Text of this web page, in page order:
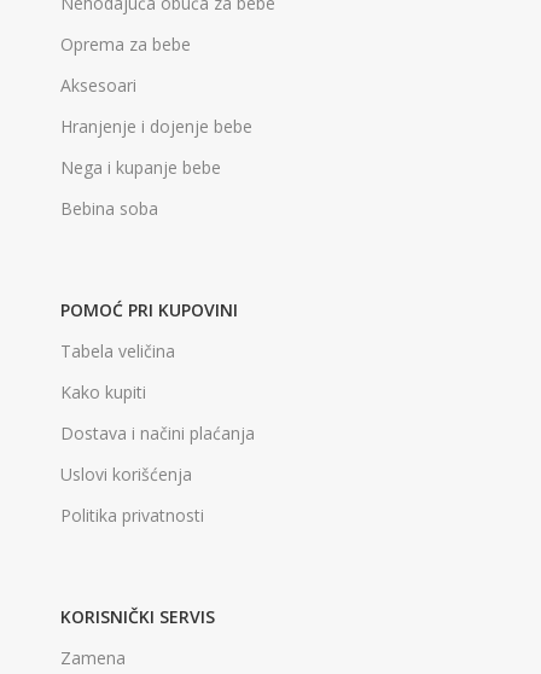
Oprema za bebe
Aksesoari
Hranjenje i dojenje bebe
Nega i kupanje bebe
Bebina soba
POMOĆ PRI KUPOVINI
Tabela veličina
Kako kupiti
Dostava i načini plaćanja
Uslovi korišćenja
Politika privatnosti
KORISNIČKI SERVIS
Zamena